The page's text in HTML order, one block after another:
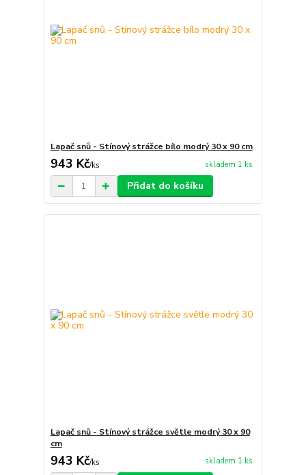
Lapač snů - Stínový strážce bílo modrý 30 x 90 cm
943 Kč/ks skladem 1 ks
Přidat do košíku
Lapač snů - Stínový strážce světle modrý 30 x 90
cm
943 Kč/ks skladem 1 ks